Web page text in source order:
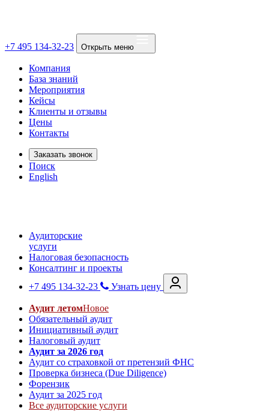
+7 495 134-32-23 Открыть меню
Компания
База знаний
Мероприятия
Кейсы
Клиенты и отзывы
Цены
Контакты
Заказать звонок
Поиск
English
Аудиторские
услуги
Налоговая безопасность
Консалтинг и проекты
+7 495 134-32-23
Узнать цену
Аудит летомНовое
Обязательный аудит
Инициативный аудит
Налоговый аудит
Аудит за 2026 год
Аудит со страховкой от претензий ФНС
Проверка бизнеса (Due Diligence)
Форензик
Аудит за 2025 год
Все аудиторские услуги